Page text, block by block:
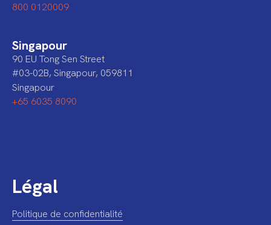
800 0120009
Singapour
90 EU Tong Sen Street
#03-02B, Singapour, 059811
Singapour
+65 6035 8090
Légal
Politique de confidentialité